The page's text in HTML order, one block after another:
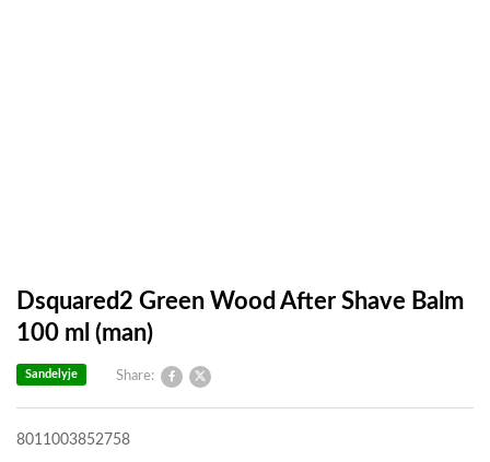
Dsquared2 Green Wood After Shave Balm
100 ml (man)
Share:
Sandelyje
8011003852758